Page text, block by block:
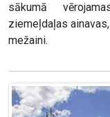
sākumā
ziemeļdaļas
mežaini.